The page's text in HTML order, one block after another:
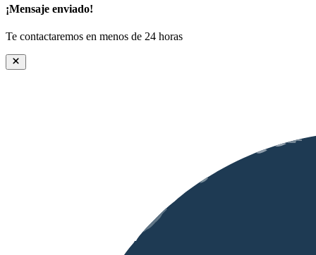
¡Mensaje enviado!
Te contactaremos en menos de 24 horas